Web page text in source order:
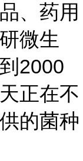
、药用
微生
2000
正在不
的菌种